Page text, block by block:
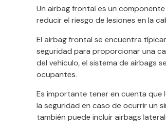
Un airbag frontal es un
reducir el riesgo de lesiones en la
El airbag frontal se encuentra
seguridad para proporcionar una
del vehículo, el sistema de airbags
ocupantes.
Es importante tener en cuenta que
la seguridad en caso de ocurrir un
también puede incluir airbags